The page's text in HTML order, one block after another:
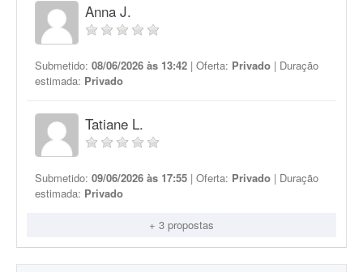
Anna J.
Submetido: 08/06/2026 às 13:42 | Oferta: Privado | Duração
estimada: Privado
Tatiane L.
Submetido: 09/06/2026 às 17:55 | Oferta: Privado | Duração
estimada: Privado
+ 3 propostas